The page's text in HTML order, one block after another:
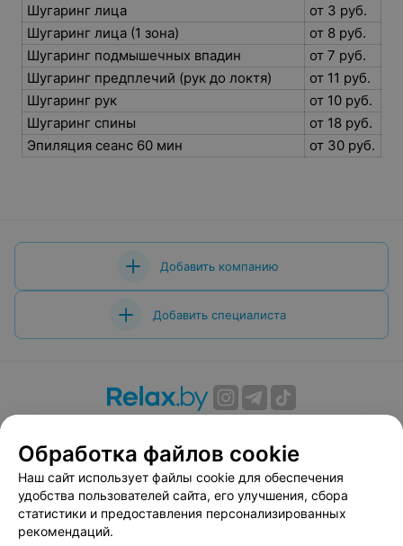
Шугаринг лица
от 3 руб.
Шугаринг лица (1 зона)
от 8 руб.
Шугаринг подмышечных впадин
от 7 руб.
Шугаринг предплечий (рук до локтя)
от 11 руб.
Шугаринг рук
от 10 руб.
Шугаринг спины
от 18 руб.
Эпиляция сеанс 60 мин
от 30 руб.
Добавить компанию
Добавить специалиста
Вакансии
Публичный договор
Способы оплаты
Публичный договор по использованию сервиса
«Афиша»
Пользовательское соглашение
Обработка файлов cookie
Наш сайт использует файлы cookie для обеспечения
удобства пользователей сайта, его улучшения, сбора
статистики и предоставления персонализированных
рекомендаций.